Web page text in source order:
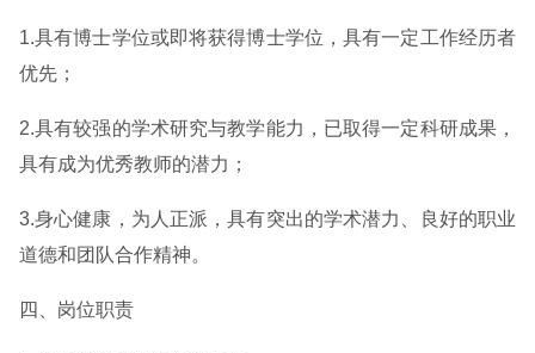
1.具有博士学位或即将获得博士学位，具有一定工作经历者
优先；
2.具有较强的学术研究与教学能力，已取得一定科研成果，
具有成为优秀教师的潜力；
3.身心健康，为人正派，具有突出的学术潜力、良好的职业
道德和团队合作精神。
四、岗位职责